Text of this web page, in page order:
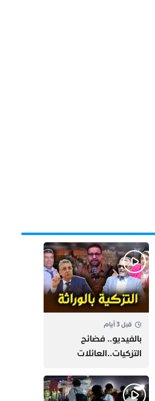
قبل 3 أيام
بالفيديو.. فضائح
التزكيات..العائلات
وقصة “وهبي”
و”السيمو” تثير الجدل